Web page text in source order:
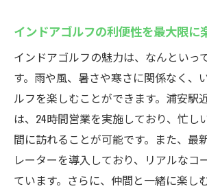
インドアゴルフの利便性を最大限に
インドアゴルフの魅力は、なんといっ
す。雨や風、暑さや寒さに関係なく、
ルフを楽しむことができます。浦安駅
は、24時間営業を実施しており、忙し
間に訪れることが可能です。また、最
レーターを導入しており、リアルなコ
ています。さらに、仲間と一緒に楽し